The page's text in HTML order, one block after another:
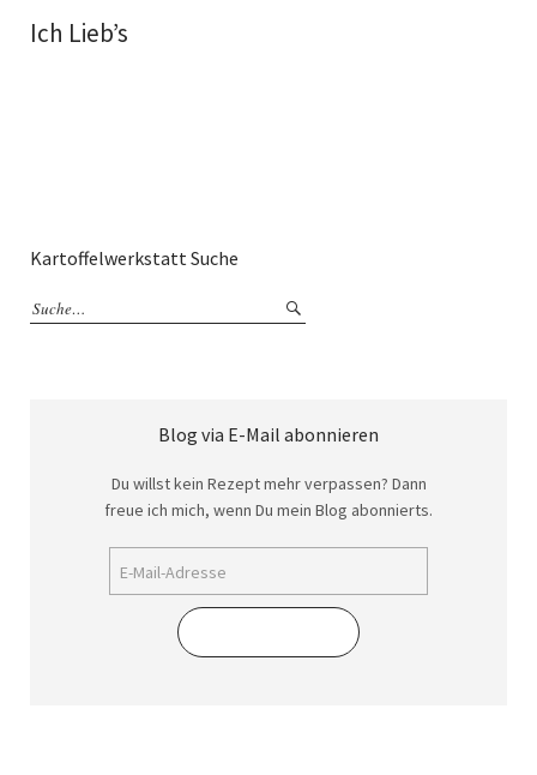
Ich Lieb’s
Kartoffelwerkstatt Suche
Blog via E-Mail abonnieren
Du willst kein Rezept mehr verpassen? Dann
freue ich mich, wenn Du mein Blog abonnierts.